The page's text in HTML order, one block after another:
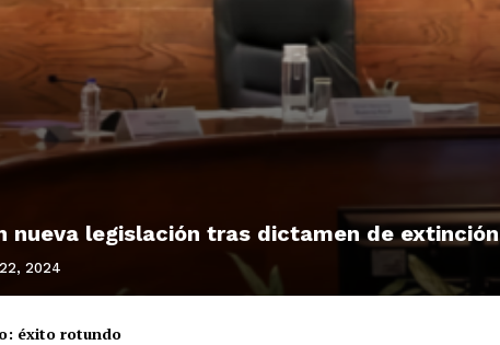
nueva legislación tras dictamen de extinción
2024
éxito rotundo